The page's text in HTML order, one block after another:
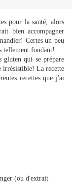
pour la santé, alors
bien accompagner
Certes un peu
tellement fondant!
gluten qui se prépare
irrésistible! La recette
recettes que j'ai
(ou d'extrait